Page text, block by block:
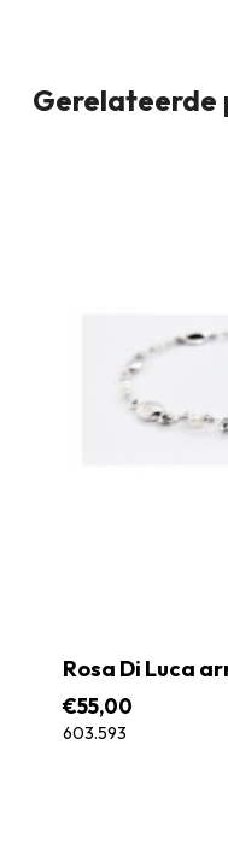
Gerelateerde
Rosa Di Luca
€55,00
603.593